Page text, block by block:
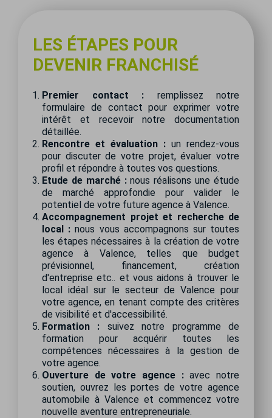
LES ÉTAPES POUR
DEVENIR FRANCHISÉ
Premier contact : remplissez notre
formulaire de contact pour exprimer votre
intérêt et recevoir notre documentation
détaillée.
Rencontre et évaluation : un rendez-vous
pour discuter de votre projet, évaluer votre
profil et répondre à toutes vos questions.
Etude de marché :nous réalisons une étude
de marché approfondie pour valider le
potentiel de votre future agence à Valence.
Accompagnement projet et recherche de
local : nous vous accompagnons sur toutes
les étapes nécessaires à la création de votre
agence à Valence, telles que budget
prévisionnel, financement, création
d'entreprise etc.. et vous aidons à trouver le
local idéal sur le secteur de Valence pour
votre agence, en tenant compte des critères
de visibilité et d'accessibilité.
Formation : suivez notre programme de
formation pour acquérir toutes les
compétences nécessaires à la gestion de
votre agence.
Ouverture de votre agence :avec notre
soutien, ouvrez les portes de votre agence
automobile à Valence et commencez votre
nouvelle aventure entrepreneuriale.